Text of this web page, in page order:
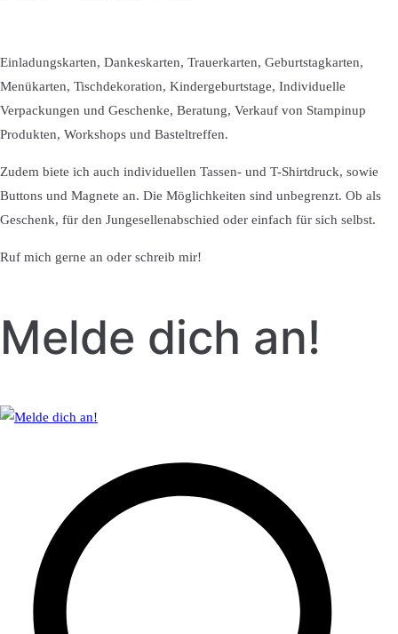
Einladungskarten, Dankeskarten, Trauerkarten, Geburtstagkarten,
Menükarten, Tischdekoration, Kindergeburtstage, Individuelle
Verpackungen und Geschenke, Beratung, Verkauf von Stampinup
Produkten, Workshops und Basteltreffen.
Zudem biete ich auch individuellen Tassen- und T-Shirtdruck, sowie
Buttons und Magnete an. Die Möglichkeiten sind unbegrenzt. Ob als
Geschenk, für den Jungesellenabschied oder einfach für sich selbst.
Ruf mich gerne an oder schreib mir!
Melde dich an!